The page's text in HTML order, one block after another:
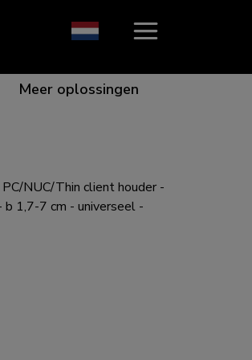
samenwerking
Meer oplossingen
NUC/Thin client houder -
1,7-7 cm - universeel -